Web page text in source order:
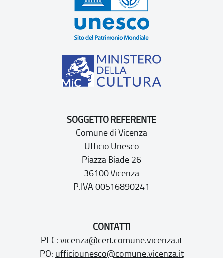
SOGGETTO REFERENTE
Comune di Vicenza
Ufficio Unesco
Piazza Biade 26
36100 Vicenza
P.IVA 00516890241
CONTATTI
PEC: vicenza@cert.comune.vicenza.it
PO: ufficiounesco@comune.vicenza.it